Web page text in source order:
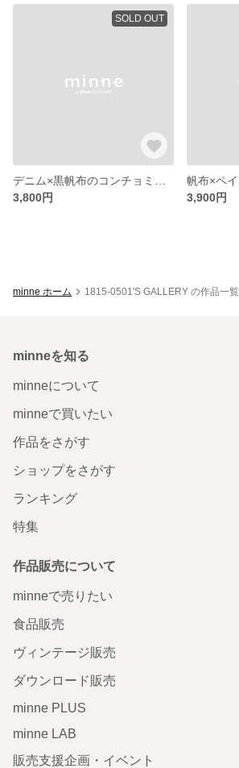
SOLD OUT
3,800円
3,900円
minne ホーム 1815-0501'S GALLERY の作品一覧
minneを知る
minneについて
minneで買いたい
作品をさがす
ショップをさがす
ランキング
特集
作品販売について
minneで売りたい
食品販売
ヴィンテージ販売
ダウンロード販売
minne PLUS
minne LAB
販売支援企画・イベント